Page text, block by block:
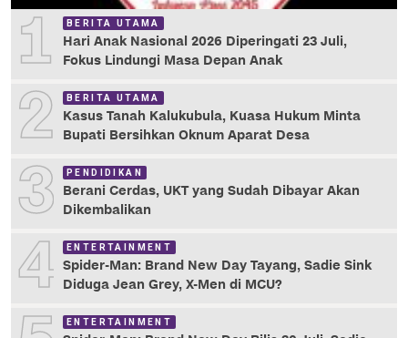
1 BERITA UTAMA
Hari Anak Nasional 2026 Diperingati 23 Juli,
Fokus Lindungi Masa Depan Anak
2 BERITA UTAMA
Kasus Tanah Kalukubula, Kuasa Hukum Minta
Bupati Bersihkan Oknum Aparat Desa
3 PENDIDIKAN
Berani Cerdas, UKT yang Sudah Dibayar Akan
Dikembalikan
4 ENTERTAINMENT
Spider-Man: Brand New Day Tayang, Sadie Sink
Diduga Jean Grey, X-Men di MCU?
ENTERTAINMENT